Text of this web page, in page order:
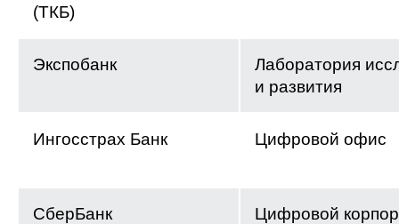
(ТКБ)
Экспобанк
Лаборатория
и развития
Ингосстрах Банк Цифровой офис
СберБанк
Цифровой